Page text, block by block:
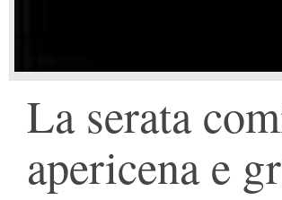
La serata
apericena e